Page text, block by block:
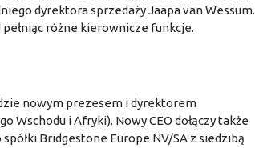
dyrektora sprzedaży Jaapa van Wessum.
różne kierownicze funkcje.
nowym prezesem i dyrektorem
Wschodu i Afryki). Nowy CEO dołączy także
Bridgestone Europe NV/SA z siedzibą